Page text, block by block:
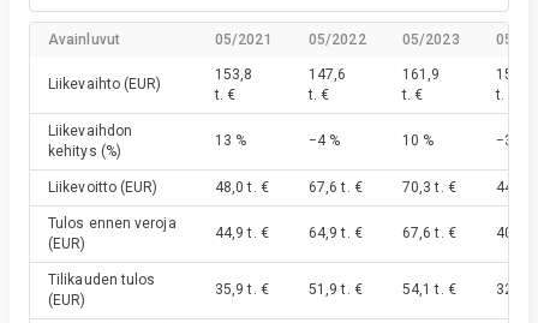
Avainluvut 05/2021 05/2022 05/2023 05/
Liikevaihto (EUR)
153,8
t. €
147,6
t. €
161,9
t. €
157,0
t. €
Liikevaihdon
kehitys (%)
13 % −4 % 10 % −3 %
Liikevoitto (EUR) 48,0 t. € 67,6 t. € 70,3 t. € 44,1
Tulos ennen veroja
(EUR)
44,9 t. € 64,9 t. € 67,6 t. € 40,4
Tilikauden tulos
(EUR)
35,9 t. € 51,9 t. € 54,1 t. € 32,3